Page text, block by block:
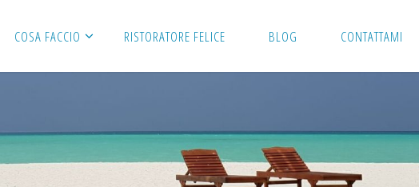
COSA FACCIO RISTORATORE FELICE BLOG CONTATTAMI